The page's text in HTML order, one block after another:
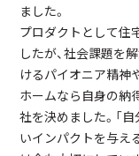
ました。
プロダクトとして住
したが、社会課題を
けるパイオニア精神
ホームなら自身の納
社を決めました。「
いインパクトを与え